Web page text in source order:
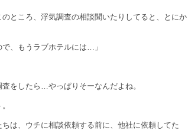
ところ、浮気調査の相談聞いたりしてると、とにか
で、もうラブホテルには…」
をしたら…やっぱりそーなんだよね。
は、ウチに相談依頼する前に、他社に依頼してた